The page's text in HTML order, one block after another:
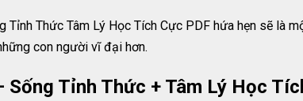
Thức Tâm Lý Học Tích Cực PDF hứa hẹn sẽ là
con người vĩ đại hơn.
Tỉnh Thức + Tâm Lý Học